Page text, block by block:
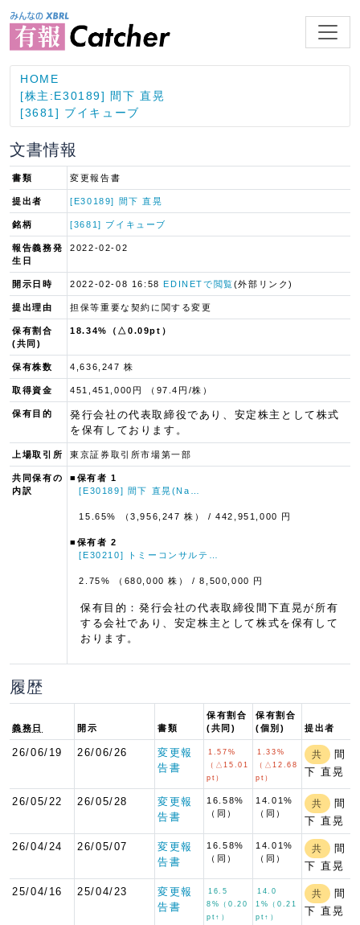
HOME
[株主:E30189] 間下 直晃
[3681] ブイキューブ
文書情報
書類 変更報告書
提出者 [E30189] 間下 直晃
銘柄 [3681] ブイキューブ
報告義務発
生日
2022-02-02
開示日時 2022-02-08 16:58EDINETで閲覧(外部リンク)
提出理由 担保等重要な契約に関する変更
保有割合
(共同)
18.34%（△0.09pt）
保有株数 4,636,247 株
取得資金 451,451,000円 （97.4円/株）
保有目的
発行会社の代表取締役であり、安定株主として株式
を保有しております。
上場取引所 東京証券取引所市場第一部
共同保有の
内訳
■保有者 1
[E30189] 間下 直晃(Na…
15.65% （3,956,247 株） / 442,951,000 円
■保有者 2
[E30210] トミーコンサルテ…
2.75% （680,000 株）/ 8,500,000 円
保有目的：発行会社の代表取締役間下直晃が所有
する会社であり、安定株主として株式を保有して
おります。
履歴
義務日 開示 書類
保有割合
(共同)
保有割合
(個別)
提出者
26/06/19 26/06/26
変更報
告書
1.57%
（△15.01
pt）
1.33%
（△12.68
pt）
共
間
下 直晃
26/05/22 26/05/28
変更報
告書
16.58%
（同）
14.01%
（同）
共
間
下 直晃
26/04/24 26/05/07
変更報
告書
16.58%
（同）
14.01%
（同）
共
間
下 直晃
25/04/16 25/04/23
変更報
告書
16.5
8%（0.20
pt↑）
14.0
1%（0.21
pt↑）
共
間
下 直晃